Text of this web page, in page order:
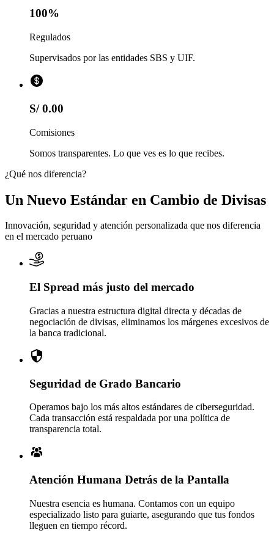
100%
Regulados
Supervisados por las entidades SBS y UIF.
S/ 0.00
Comisiones
Somos transparentes. Lo que ves es lo que recibes.
¿Qué nos diferencia?
Un Nuevo Estándar en Cambio de Divisas
Innovación, seguridad y atención personalizada que nos diferencia
en el mercado peruano
El Spread más justo del mercado
Gracias a nuestra estructura digital directa y décadas de
negociación de divisas, eliminamos los márgenes excesivos de
la banca tradicional.
Seguridad de Grado Bancario
Operamos bajo los más altos estándares de ciberseguridad.
Cada transacción está respaldada por una política de
transparencia total.
Atención Humana Detrás de la Pantalla
Nuestra esencia es humana. Contamos con un equipo
especializado listo para guiarte, asegurando que tus fondos
lleguen en tiempo récord.